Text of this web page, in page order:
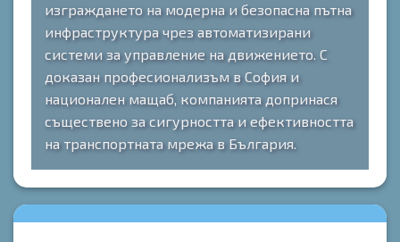
изграждането на модерна и безопасна пътна
инфраструктура чрез автоматизирани
системи за управление на движението. С
доказан професионализъм в София и
национален мащаб, компанията допринася
съществено за сигурността и ефективността
на транспортната мрежа в България.